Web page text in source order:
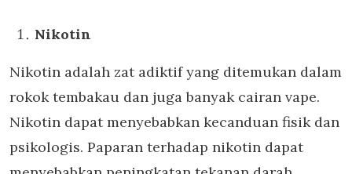
Nikotin
Nikotin adalah zat adiktif yang ditemukan dalam
rokok tembakau dan juga banyak cairan vape.
Nikotin dapat menyebabkan kecanduan fisik dan
psikologis. Paparan terhadap nikotin dapat